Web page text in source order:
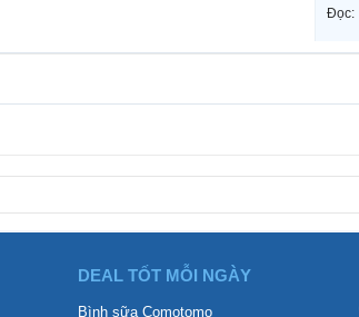
Đọc:
DEAL TỐT MỖI NGÀY
Bình sữa Comotomo